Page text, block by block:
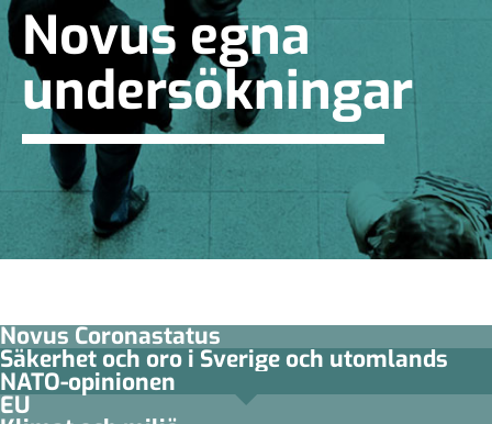
Novus egna
undersökningar
Novus Coronastatus
Säkerhet och oro i Sverige och utomlands
NATO-opinionen
EU